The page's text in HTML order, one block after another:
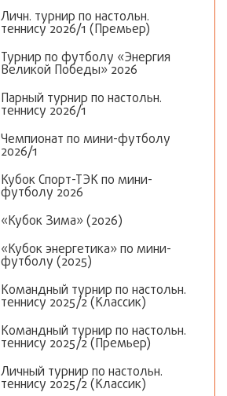
Личн. турнир по настольн.
теннису 2026/1 (Премьер)
Турнир по футболу «Энергия
Великой Победы» 2026
Парный турнир по настольн.
теннису 2026/1
Чемпионат по мини-футболу
2026/1
Кубок Спорт-ТЭК по мини-
футболу 2026
«Кубок Зима» (2026)
«Кубок энергетика» по мини-
футболу (2025)
Командный турнир по настольн.
теннису 2025/2 (Классик)
Командный турнир по настольн.
теннису 2025/2 (Премьер)
Личный турнир по настольн.
теннису 2025/2 (Классик)